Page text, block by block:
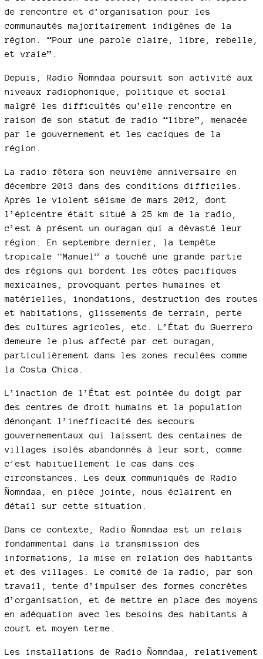
de rencontre et d’organisation pour les
communautés majoritairement indigènes de la
région. “Pour une parole claire, libre, rebelle,
et vraie”.
Depuis, Radio Ñomndaa poursuit son activité aux
niveaux radiophonique, politique et social
malgré les difficultés qu’elle rencontre en
raison de son statut de radio “libre”, menacée
par le gouvernement et les caciques de la
région.
La radio fêtera son neuvième anniversaire en
décembre 2013 dans des conditions difficiles.
Après le violent séisme de mars 2012, dont
l’épicentre était situé à 25 km de la radio,
c’est à présent un ouragan qui a dévasté leur
région. En septembre dernier, la tempête
tropicale “Manuel” a touché une grande partie
des régions qui bordent les côtes pacifiques
mexicaines, provoquant pertes humaines et
matérielles, inondations, destruction des routes
et habitations, glissements de terrain, perte
des cultures agricoles, etc. L’État du Guerrero
demeure le plus affecté par cet ouragan,
particulièrement dans les zones reculées comme
la Costa Chica.
L’inaction de l’État est pointée du doigt par
des centres de droit humains et la population
dénonçant l’inefficacité des secours
gouvernementaux qui laissent des centaines de
villages isolés abandonnés à leur sort, comme
c’est habituellement le cas dans ces
circonstances. Les deux communiqués de Radio
Ñomndaa, en pièce jointe, nous éclairent en
détail sur cette situation.
Dans ce contexte, Radio Ñomndaa est un relais
fondammental dans la transmission des
informations, la mise en relation des habitants
et des villages. Le comité de la radio, par son
travail, tente d’impulser des formes concrètes
d’organisation, et de mettre en place des moyens
en adéquation avec les besoins des habitants à
court et moyen terme.
Les installations de Radio Ñomndaa, relativement